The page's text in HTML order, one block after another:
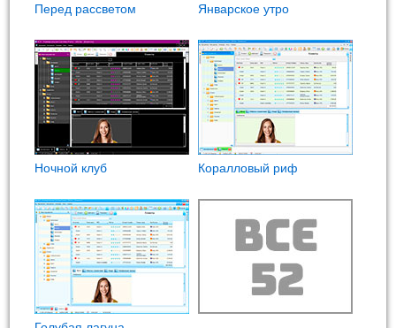
Перед рассветом Январское утро
Ночной клуб Коралловый риф